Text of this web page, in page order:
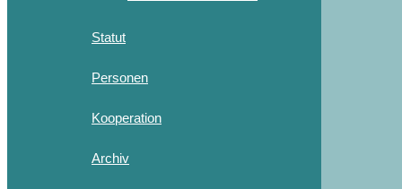
Statut
Personen
Kooperation
Archiv